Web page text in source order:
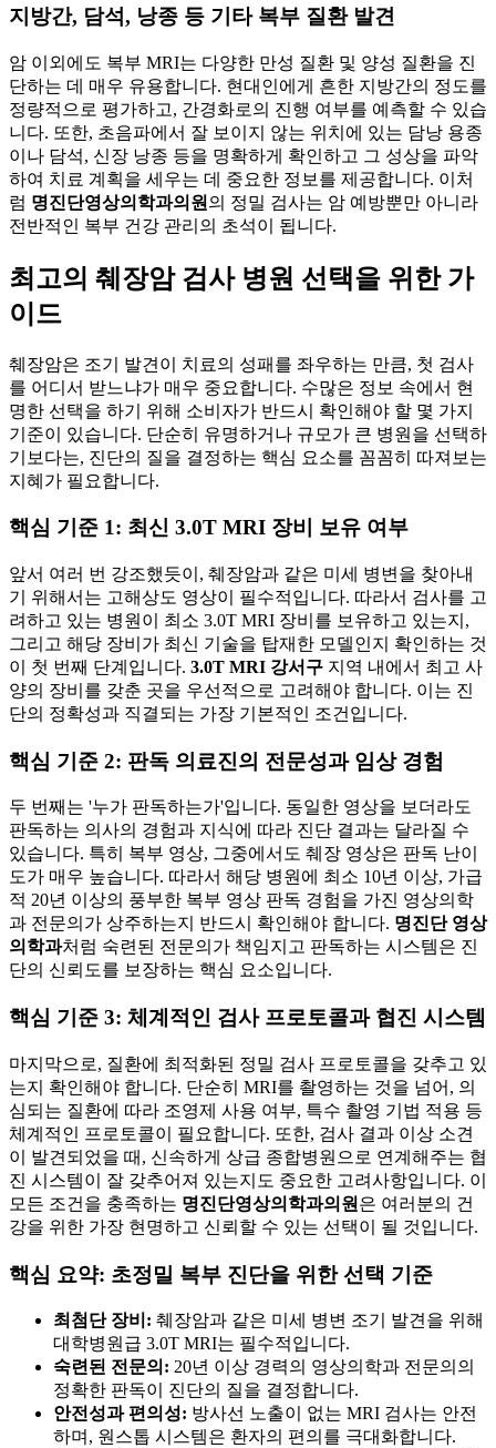
지방간, 담석, 낭종 등 기타 복부 질환 발견
암 이외에도 복부 MRI는 다양한 만성 질환 및 양성 질환을 진
단하는 데 매우 유용합니다. 현대인에게 흔한 지방간의 정도를
정량적으로 평가하고, 간경화로의 진행 여부를 예측할 수 있습
니다. 또한, 초음파에서 잘 보이지 않는 위치에 있는 담낭 용종
이나 담석, 신장 낭종 등을 명확하게 확인하고 그 성상을 파악
하여 치료 계획을 세우는 데 중요한 정보를 제공합니다. 이처
럼 명진단영상의학과의원 의 정밀 검사는 암 예방뿐만 아니라
전반적인 복부 건강 관리의 초석이 됩니다.
최고의 췌장암 검사 병원 선택을 위한 가
이드
췌장암은 조기 발견이 치료의 성패를 좌우하는 만큼, 첫 검사
를 어디서 받느냐가 매우 중요합니다. 수많은 정보 속에서 현
명한 선택을 하기 위해 소비자가 반드시 확인해야 할 몇 가지
기준이 있습니다. 단순히 유명하거나 규모가 큰 병원을 선택하
기보다는, 진단의 질을 결정하는 핵심 요소를 꼼꼼히 따져보는
지혜가 필요합니다.
핵심 기준 1: 최신 3.0T MRI 장비 보유 여부
앞서 여러 번 강조했듯이, 췌장암과 같은 미세 병변을 찾아내
기 위해서는 고해상도 영상이 필수적입니다. 따라서 검사를 고
려하고 있는 병원이 최소 3.0T MRI 장비를 보유하고 있는지,
그리고 해당 장비가 최신 기술을 탑재한 모델인지 확인하는 것
이 첫 번째 단계입니다. 3.0T MRI 강서구 지역 내에서 최고 사
양의 장비를 갖춘 곳을 우선적으로 고려해야 합니다. 이는 진
단의 정확성과 직결되는 가장 기본적인 조건입니다.
핵심 기준 2: 판독 의료진의 전문성과 임상 경험
두 번째는 '누가 판독하는가'입니다. 동일한 영상을 보더라도
판독하는 의사의 경험과 지식에 따라 진단 결과는 달라질 수
있습니다. 특히 복부 영상, 그중에서도 췌장 영상은 판독 난이
도가 매우 높습니다. 따라서 해당 병원에 최소 10년 이상, 가급
적 20년 이상의 풍부한 복부 영상 판독 경험을 가진 영상의학
과 전문의가 상주하는지 반드시 확인해야 합니다. 명진단 영상
의학과처럼 숙련된 전문의가 책임지고 판독하는 시스템은 진
단의 신뢰도를 보장하는 핵심 요소입니다.
핵심 기준 3: 체계적인 검사 프로토콜과 협진 시스템
마지막으로, 질환에 최적화된 정밀 검사 프로토콜을 갖추고 있
는지 확인해야 합니다. 단순히 MRI를 촬영하는 것을 넘어, 의
심되는 질환에 따라 조영제 사용 여부, 특수 촬영 기법 적용 등
체계적인 프로토콜이 필요합니다. 또한, 검사 결과 이상 소견
이 발견되었을 때, 신속하게 상급 종합병원으로 연계해주는 협
진 시스템이 잘 갖추어져 있는지도 중요한 고려사항입니다. 이
모든 조건을 충족하는 명진단영상의학과의원 은 여러분의 건
강을 위한 가장 현명하고 신뢰할 수 있는 선택이 될 것입니다.
핵심 요약: 초정밀 복부 진단을 위한 선택 기준
최첨단 장비: 췌장암과 같은 미세 병변 조기 발견을 위해
대학병원급 3.0T MRI는 필수적입니다.
숙련된 전문의: 20년 이상 경력의 영상의학과 전문의의
정확한 판독이 진단의 질을 결정합니다.
안전성과 편의성: 방사선 노출이 없는 MRI 검사는 안전
하며, 원스톱 시스템은 환자의 편의를 극대화합니다.